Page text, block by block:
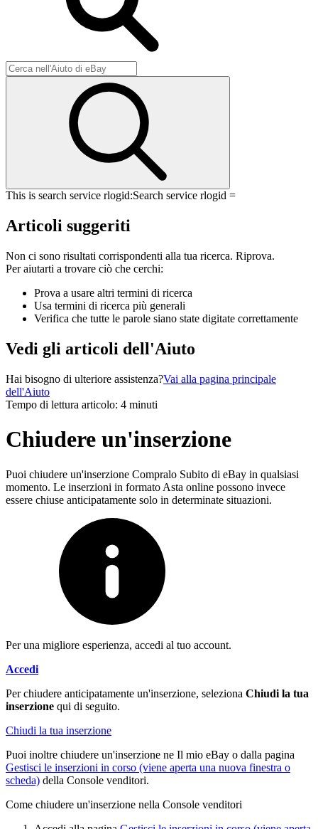
This is search service rlogid:Search service rlogid =
Articoli suggeriti
Non ci sono risultati corrispondenti alla tua ricerca. Riprova.
Per aiutarti a trovare ciò che cerchi:
Prova a usare altri termini di ricerca
Usa termini di ricerca più generali
Verifica che tutte le parole siano state digitate correttamente
Vedi gli articoli dell'Aiuto
Hai bisogno di ulteriore assistenza?Vai alla pagina principale
dell'Aiuto
Tempo di lettura articolo: 4 minuti
Chiudere un'inserzione
Puoi chiudere un'inserzione Compralo Subito di eBay in qualsiasi
momento. Le inserzioni in formato Asta online possono invece
essere chiuse anticipatamente solo in determinate situazioni.
Per una migliore esperienza, accedi al tuo account.
Accedi
Per chiudere anticipatamente un'inserzione, seleziona Chiudi la tua
inserzione qui di seguito.
Chiudi la tua inserzione
Puoi inoltre chiudere un'inserzione ne Il mio eBay o dalla pagina
Gestisci le inserzioni in corso (viene aperta una nuova finestra o
scheda) della Console venditori.
Come chiudere un'inserzione nella Console venditori